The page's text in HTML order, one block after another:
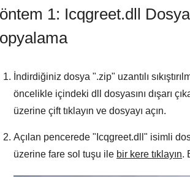
1: Icqgreet.dll
İndirdiğiniz dosya ".zip" uzantılı
öncelikle içindeki dll dosyasını dışarı
üzerine çift tıklayın ve dosyayı açın.
Açılan pencerede " Icqgreet.dll " isimli
üzerine fare sol tuşu ile bir kere tıklayın.